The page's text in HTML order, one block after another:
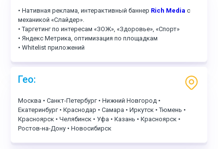
• Нативная реклама, интерактивный баннер Rich Media с
механикой «Слайдер».
• Таргетинг по интересам «ЗОЖ», «Здоровье», «Спорт»
• Яндекс Метрика, оптимизация по площадкам
• Whitelist приложений
Гео:
Москва • Санкт-Петербург • Нижний Новгород •
Екатеринбург • Краснодар • Самара • Иркутск • Тюмень •
Красноярск • Челябинск • Уфа • Казань • Красноярск •
Ростов-на-Дону • Новосибирск